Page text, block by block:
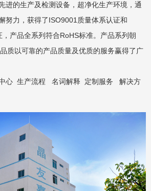
进的生产及检测设备，超净化生产环境，通
努力，获得了ISO9001质量体系认证和
产品全系列符合RoHS标准。产品系列朝
质以可靠的产品质量及优质的服务赢得了广
心 生产流程 名词解释 定制服务
解决方